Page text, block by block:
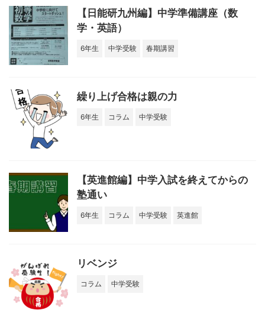
【日能研九州編】中学準備講座（数
学・英語）
6年生 中学受験 春期講習
繰り上げ合格は親の力
6年生 コラム 中学受験
【英進館編】中学入試を終えてからの
塾通い
6年生 コラム 中学受験 英進館
リベンジ
コラム 中学受験